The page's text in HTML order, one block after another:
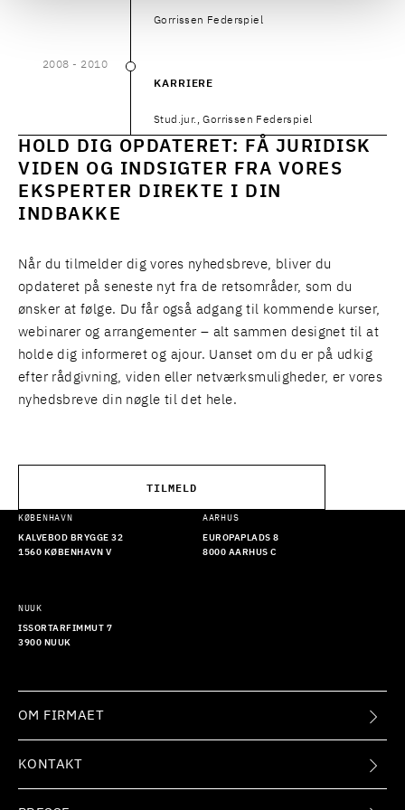
Gorrissen Federspiel
2008 - 2010
KARRIERE
Stud.jur., Gorrissen Federspiel
HOLD DIG OPDATERET: FÅ JURIDISK
VIDEN OG INDSIGTER FRA VORES
EKSPERTER DIREKTE I DIN
INDBAKKE
Når du tilmelder dig vores nyhedsbreve, bliver du
opdateret på seneste nyt fra de retsområder, som du
ønsker at følge. Du får også adgang til kommende kurser,
webinarer og arrangementer – alt sammen designet til at
holde dig informeret og ajour. Uanset om du er på udkig
efter rådgivning, viden eller netværksmuligheder, er vores
nyhedsbreve din nøgle til det hele.
TILMELD
KØBENHAVN
KALVEBOD BRYGGE 32
1560 KØBENHAVN V
AARHUS
EUROPAPLADS 8
8000 AARHUS C
NUUK
ISSORTARFIMMUT 7
3900 NUUK
OM FIRMAET
KONTAKT